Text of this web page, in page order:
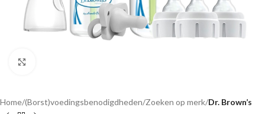
Home (Borst)voedingsbenodigdheden Zoeken op merk Dr. Brown’s